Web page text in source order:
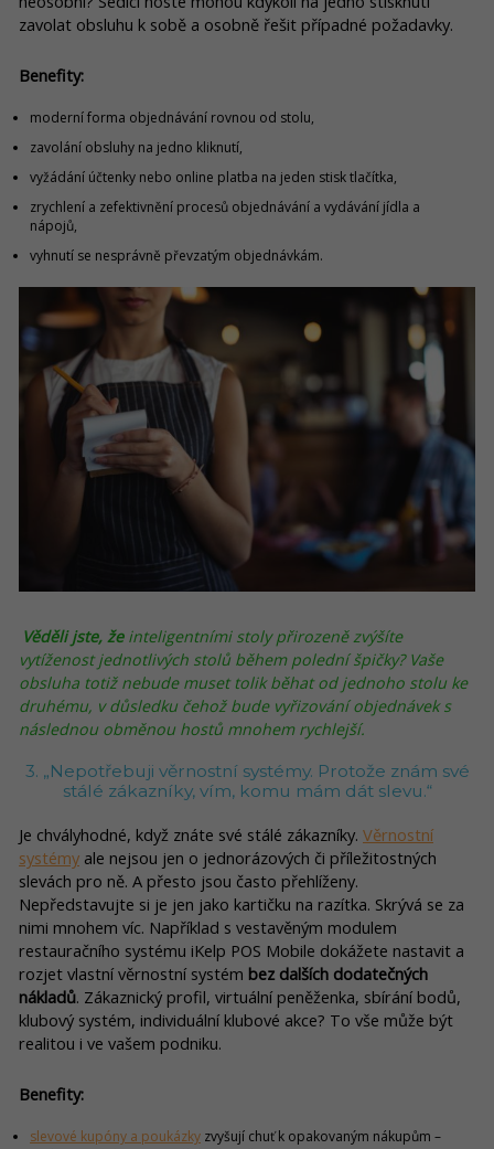
zavolat obsluhu k sobě a osobně řešit případné požadavky.
Benefity:
moderní forma objednávání rovnou od stolu,
zavolání obsluhy na jedno kliknutí,
vyžádání účtenky nebo online platba na jeden stisk tlačítka,
zrychlení a zefektivnění procesů objednávání a vydávání jídla a
nápojů,
vyhnutí se nesprávně převzatým objednávkám.
Věděli jste, žeinteligentními stoly přirozeně zvýšíte
vytíženost jednotlivých stolů během polední špičky? Vaše
obsluha totiž nebude muset tolik běhat od jednoho stolu ke
druhému, v důsledku čehož bude vyřizování objednávek s
následnou obměnou hostů mnohem rychlejší.
3. „Nepotřebuji věrnostní systémy. Protože znám své
stálé zákazníky, vím, komu mám dát slevu.“
Je chvályhodné, když znáte své stálé zákazníky. Věrnostní
systémy ale nejsou jen o jednorázových či příležitostných
slevách pro ně. A přesto jsou často přehlíženy.
Nepředstavujte si je jen jako kartičku na razítka. Skrývá se za
nimi mnohem víc. Například s vestavěným modulem
restauračního systému iKelp POS Mobile dokážete nastavit a
rozjet vlastní věrnostní systém bez dalších dodatečných
nákladů. Zákaznický profil, virtuální peněženka, sbírání bodů,
klubový systém, individuální klubové akce? To vše může být
realitou i ve vašem podniku.
Benefity:
slevové kupóny a poukázky zvyšují chuť k opakovaným nákupům –